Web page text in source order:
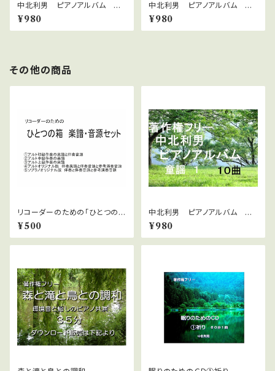
中北利男 ピアノアルバム ナ
イトクラブ4
¥980
中北利男 ピアノアルバム ナ
イトクラブ5
¥980
その他の商品
リコーダーのための「ひとつの
箱」楽譜・伴奏音源セット
¥500
中北利男 ピアノアルバム 童
謡１
¥980